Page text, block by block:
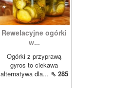
Rewelacyjne ogórki
w...
Ogórki z przyprawą
gyros to ciekawa
alternatywa dla... ⇖ 285